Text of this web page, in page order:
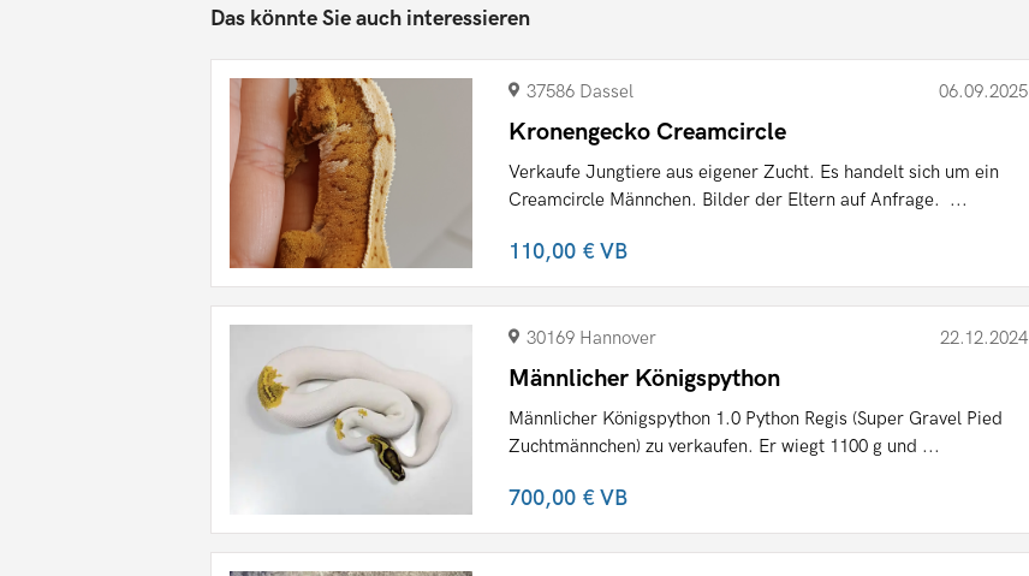
Das könnte Sie auch interessieren
37586 Dassel 06.09.2025
Kronengecko Creamcircle
Verkaufe Jungtiere aus eigener Zucht. Es handelt sich um ein
Creamcircle Männchen. Bilder der Eltern auf Anfrage. ...
110,00 €VB
30169 Hannover 22.12.2024
Männlicher Königspython
Männlicher Königspython 1.0 Python Regis (Super Gravel Pied
Zuchtmännchen) zu verkaufen. Er wiegt 1100 g und ...
700,00 €VB